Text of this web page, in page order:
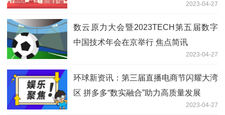
2023-04-27
数云原力大会暨2023TECH第五届数字
中国技术年会在京举行 焦点简讯
2023-04-27
环球新资讯：第三届直播电商节闪耀大湾
区 拼多多“数实融合”助力高质量发展
2023-04-27